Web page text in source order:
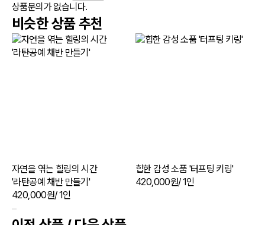
상품문의가 없습니다.
비슷한 상품 추천
자연을 엮는 힐링의 시간
'라탄공예 채반 만들기'
420,000원/ 1인
힙한 감성 소품 '터프팅 키링'
420,000원/ 1인